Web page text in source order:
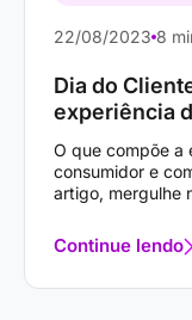
22/08/2023 8
Dia do
experiência
O que compõe a
consumidor e
artigo, mergulhe
Continue lendo